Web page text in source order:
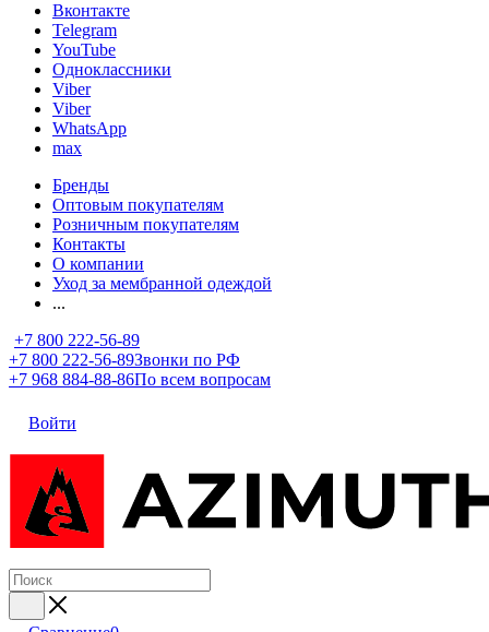
Вконтакте
Telegram
YouTube
Одноклассники
Viber
Viber
WhatsApp
max
Бренды
Оптовым покупателям
Розничным покупателям
Контакты
О компании
Уход за мембранной одеждой
...
+7 800 222-56-89
+7 800 222-56-89Звонки по РФ
+7 968 884-88-86По всем вопросам
Войти